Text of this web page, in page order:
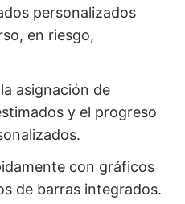
personalizados
en riesgo,
asignación de
y el progreso
con gráficos
de barras integrados.